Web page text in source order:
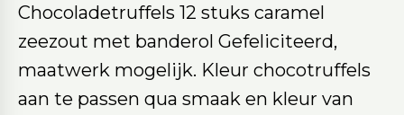
Chocoladetruffels 12 stuks caramel
zeezout met banderol Gefeliciteerd,
maatwerk mogelijk. Kleur chocotruffels
aan te passen qua smaak en kleur van